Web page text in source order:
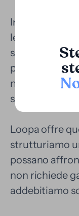
In questo
le spese
soluzione che
nonché per i
senza dover
Loopa offre
strutturiamo
possano
non richiede
addebitiamo